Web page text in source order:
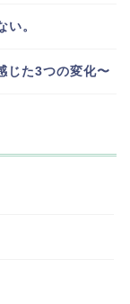
い。
じた3つの変化〜